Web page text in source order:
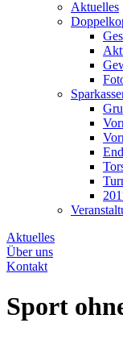
Aktuelles
Aktuelles
Über uns
Kontakt
Sport